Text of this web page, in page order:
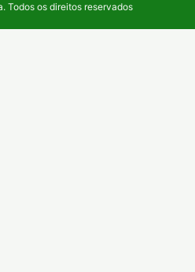
Todos os direitos reservados